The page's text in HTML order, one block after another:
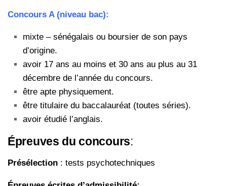
Concours A (niveau bac):
mixte – sénégalais ou boursier de son pays
d’origine.
avoir 17 ans au moins et 30 ans au plus au 31
décembre de l’année du concours.
être apte physiquement.
être titulaire du baccalauréat (toutes séries).
avoir étudié l’anglais.
Épreuves du concours:
Présélection : tests psychotechniques